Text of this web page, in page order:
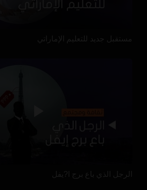
مستقبل جديد للتعليم الإماراتي
الرجل الذي باع برج ا?يفل